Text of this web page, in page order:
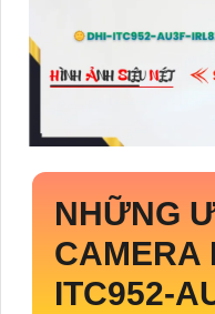
NHỮNG
CAMERA
ITC952-